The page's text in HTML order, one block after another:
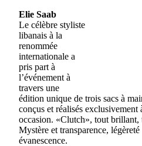
Elie Saab
Le célèbre styliste
libanais à la
renommée
internationale a
pris part à
l’événement à
travers une
édition unique de trois sacs à
conçus et réalisés exclusivement
occasion. «Clutch», tout brillant,
Mystère et transparence, légèreté
évanescence.